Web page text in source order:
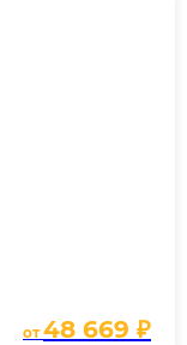
от48 669 ₽